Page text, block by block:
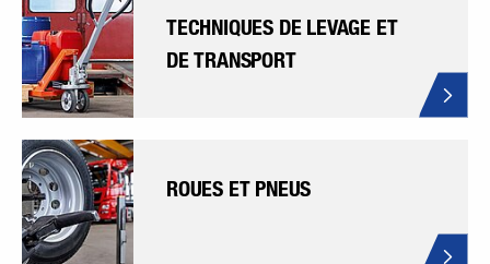
TECHNIQUES DE LEVAGE ET
DE TRANSPORT
ROUES ET PNEUS